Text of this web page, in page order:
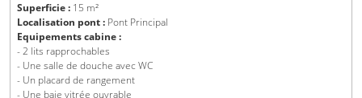
Superficie : 15 m²
Localisation pont : Pont Principal
Equipements cabine :
- 2 lits rapprochables
- Une salle de douche avec WC
- Un placard de rangement
- Une baie vitrée ouvrable